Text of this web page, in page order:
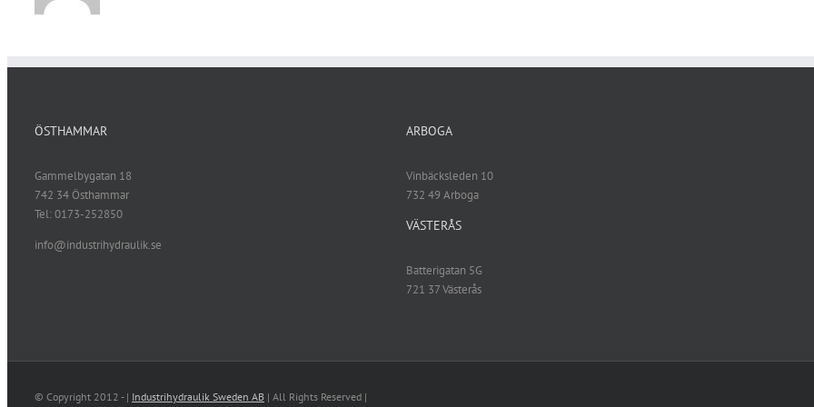
ÖSTHAMMAR
Gammelbygatan 18
742 34 Östhammar
Tel: 0173-252850
info@industrihydraulik.se
ARBOGA
Vinbäcksleden 10
732 49 Arboga
VÄSTERÅS
Batterigatan 5G
721 37 Västerås
© Copyright 2012 - | Industrihydraulik Sweden AB | All Rights Reserved |